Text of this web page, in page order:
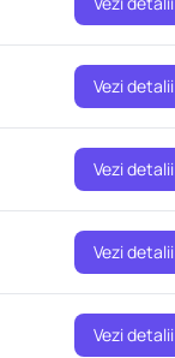
Vezi detalii
Vezi detalii
Vezi detalii
Vezi detalii